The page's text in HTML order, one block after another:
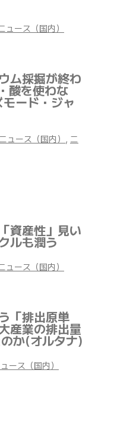
ュース（国内）
ム採掘が終わ
酸を使わな
ード・ジャ
ニュース（国内） , ニ
資産性」見い
ルも潤う
ュース（国内）
「排出原単
産業の排出量
か(オルタナ)
ース（国内）